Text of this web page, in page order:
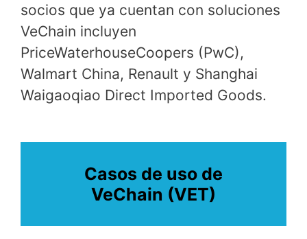
socios que ya cuentan con soluciones
VeChain incluyen
PriceWaterhouseCoopers (PwC),
Walmart China, Renault y Shanghai
Waigaoqiao Direct Imported Goods.
Casos de uso de
VeChain (VET)